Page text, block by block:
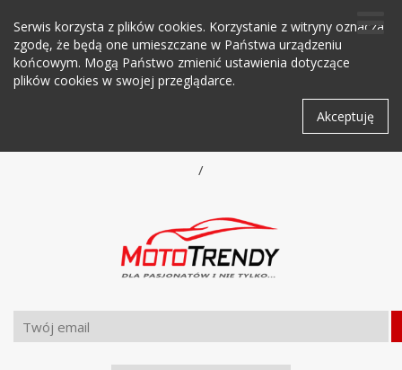
Serwis korzysta z plików cookies. Korzystanie z witryny oznacza
zgodę, że będą one umieszczane w Państwa urządzeniu
końcowym. Mogą Państwo zmienić ustawienia dotyczące
plików cookies w swojej przeglądarce.
Akceptuję
/